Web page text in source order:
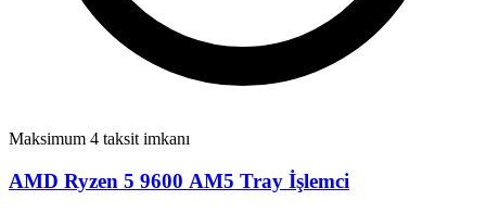
Maksimum 4 taksit imkanı
AMD Ryzen 5 9600 AM5 Tray İşlemci